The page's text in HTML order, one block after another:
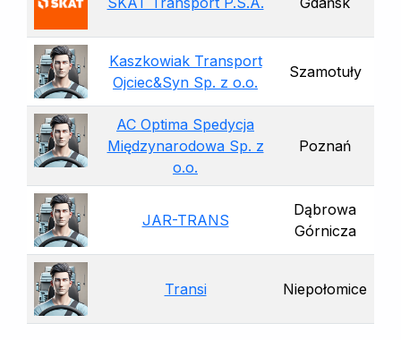
Kaszkowiak Transport
Ojciec&Syn Sp. z o.o.
Szamotuły
AC Optima Spedycja
Międzynarodowa Sp. z
o.o.
Poznań
JAR-TRANS
Dąbrowa
Górnicza
Transi Niepołomice